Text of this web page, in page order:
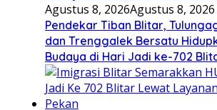
Agustus 8, 2026Agustus 8, 2026
Pendekar Tiban Blitar,
dan Trenggalek Bersatu
Budaya di Hari Jadi ke-702